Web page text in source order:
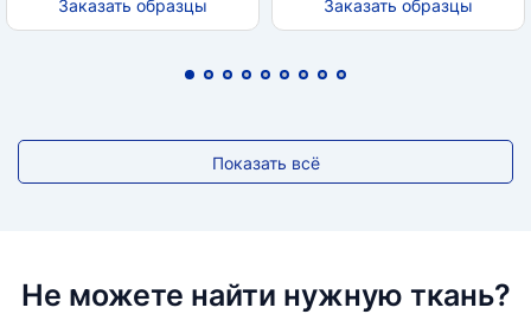
Заказать образцы Заказать образцы
Показать всё
Не можете найти нужную ткань?